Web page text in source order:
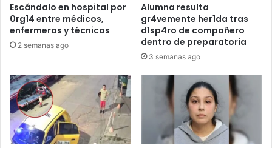
Escándalo en hospital por
0rg14 entre médicos,
enfermeras y técnicos
2 semanas ago
Alumna resulta
gr4vemente her1da tras
d1sp4ro de compañero
dentro de preparatoria
3 semanas ago